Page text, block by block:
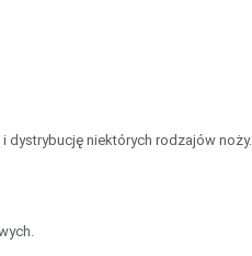
dystrybucję niektórych rodzajów noży.